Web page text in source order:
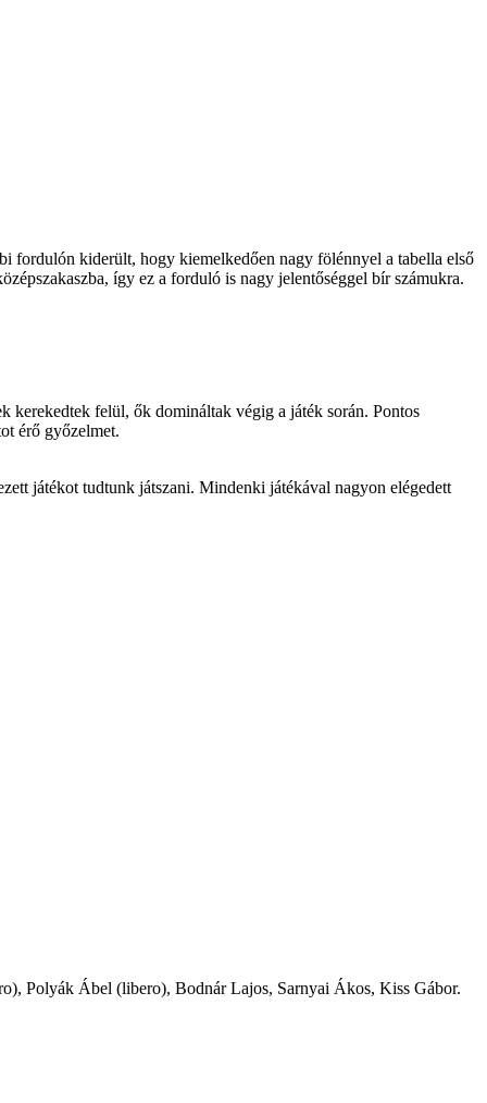
fordulón kiderült, hogy kiemelkedően nagy fölénnyel a tabella első
így ez a forduló is nagy jelentőséggel bír számukra.
kerekedtek felül, ők domináltak végig a játék során. Pontos
érő győzelmet.
játékot tudtunk játszani. Mindenki játékával nagyon elégedett
Polyák Ábel (libero), Bodnár Lajos, Sarnyai Ákos, Kiss Gábor.